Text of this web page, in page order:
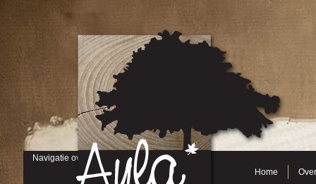
Navigatie overslaan
Home